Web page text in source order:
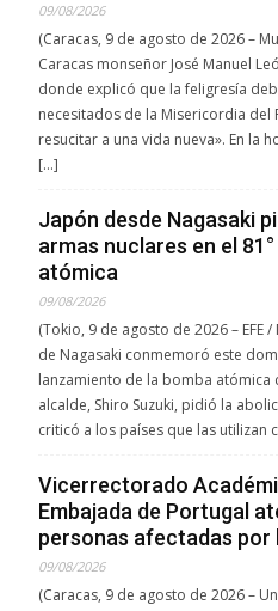
09/08/2026
(Caracas, 9 de agosto de 2026 –
Caracas monseñor José Manuel
donde explicó que la feligresía
necesitados de la Misericordia
resucitar a una vida nueva». En la
[…]
Japón desde Nagasaki
armas nuclares en el
atómica
09/08/2026
(Tokio, 9 de agosto de 2026 – EFE
de Nagasaki conmemoró este
lanzamiento de la bomba atómica
alcalde, Shiro Suzuki, pidió la
criticó a los países que las
Vicerrectorado
Embajada de Portugal
personas afectadas por
09/08/2026
(Caracas, 9 de agosto de 2026 –